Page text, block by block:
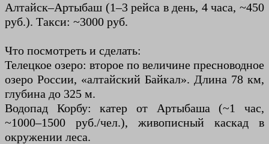
Алтайск–Артыбаш (1–3 рейса в день, 4 часа, ~450
руб.). Такси: ~3000 руб.
Что посмотреть и сделать:
Телецкое озеро: второе по величине пресноводное
озеро России, «алтайский Байкал». Длина 78 км,
глубина до 325 м.
Водопад Корбу: катер от Артыбаша (~1 час,
~1000–1500 руб./чел.), живописный каскад в
окружении леса.